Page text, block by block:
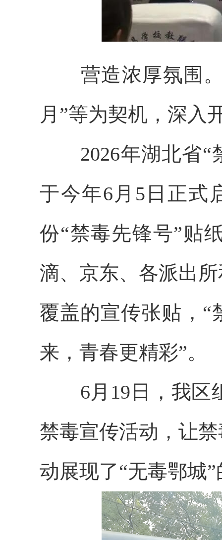
营造浓厚氛围
月”等为契机，深入
2026年湖北省“
于今年6月5日正式
份“禁毒先锋号”贴
滴、京东、各派出
覆盖的宣传张贴，
来，青春更精彩”。
6月19日，我区
禁毒宣传活动，让
动展现了“无毒鄂城